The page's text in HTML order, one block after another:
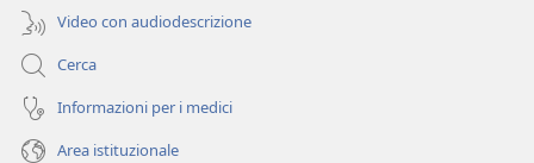
Video con audiodescrizione
Cerca
Informazioni per i medici
Area istituzionale